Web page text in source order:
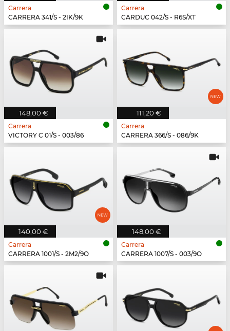
Carrera
CARRERA 341/S - 2IK/9K
Carrera
CARDUC 042/S - R6S/XT
148,00 €
Carrera
VICTORY C 01/S - 003/86
111,20 €
Carrera
CARRERA 366/S - 086/9K
140,00 €
Carrera
CARRERA 1001/S - 2M2/9O
148,00 €
Carrera
CARRERA 1007/S - 003/9O